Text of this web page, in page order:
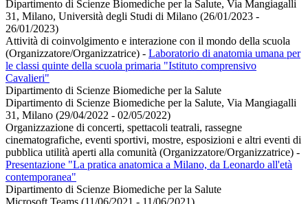
Dipartimento di Scienze Biomediche per la Salute, Via Mangiagalli
31, Milano, Università degli Studi di Milano (26/01/2023 -
26/01/2023)
Attività di coinvolgimento e interazione con il mondo della scuola
(Organizzatore/Organizzatrice) - Laboratorio di anatomia umana per
le classi quinte della scuola primaria "Istituto comprensivo
Cavalieri"
Dipartimento di Scienze Biomediche per la Salute
Dipartimento di Scienze Biomediche per la Salute, Via Mangiagalli
31, Milano (29/04/2022 - 02/05/2022)
Organizzazione di concerti, spettacoli teatrali, rassegne
cinematografiche, eventi sportivi, mostre, esposizioni e altri eventi di
pubblica utilità aperti alla comunità (Organizzatore/Organizzatrice) -
Presentazione "La pratica anatomica a Milano, da Leonardo all'età
contemporanea"
Dipartimento di Scienze Biomediche per la Salute